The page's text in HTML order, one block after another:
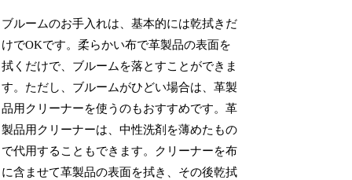
ブルームのお手入れは、基本的には乾拭きだ
けでOKです。柔らかい布で革製品の表面を
拭くだけで、ブルームを落とすことができま
す。ただし、ブルームがひどい場合は、革製
品用クリーナーを使うのもおすすめです。革
製品用クリーナーは、中性洗剤を薄めたもの
で代用することもできます。クリーナーを布
に含ませて革製品の表面を拭き、その後乾拭